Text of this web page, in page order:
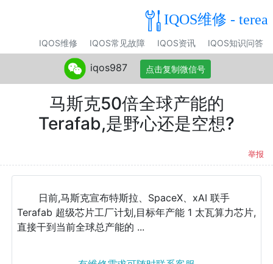
IQOS维修 - terea
IQOS维修 IQOS常见故障 IQOS资讯 IQOS知识问答
马斯克50倍全球产能的
Terafab,是野心还是空想?
举报
日前,马斯克宣布特斯拉、SpaceX、xAI 联手
Terafab 超级芯片工厂计划,目标年产能 1 太瓦算力芯片,
直接干到当前全球总产能的 ...
iqos987 点击复制微信号